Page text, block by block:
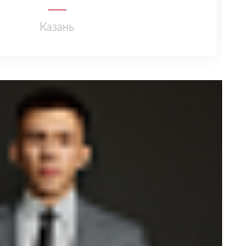
Казань